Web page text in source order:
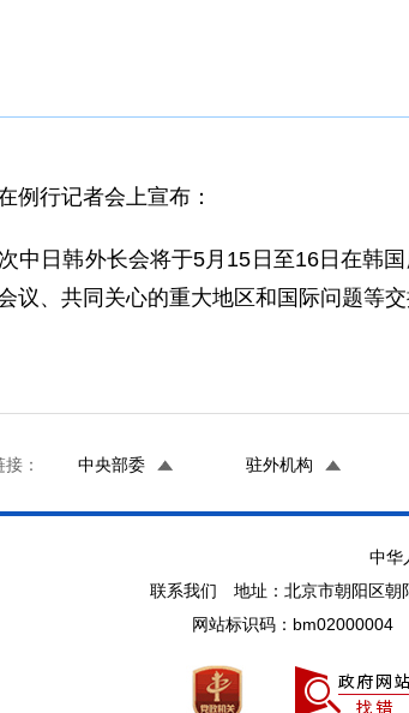
例行记者会上宣布：
日韩外长会将于5月15日至16日在韩国
议、共同关心的重大地区和国际问题等交
： 中央部委 驻外机构
中华
联系我们 地址：北京市朝阳区
网站标识码：bm02000004